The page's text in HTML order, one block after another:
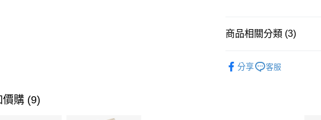
聯邦商業銀行
台新國際商業銀行
【關於「AFTEE先享後付」】
商品相關分類 (3)
分享 客服
價購 (9)